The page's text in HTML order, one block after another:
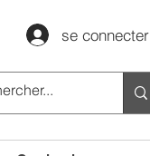
se connecter